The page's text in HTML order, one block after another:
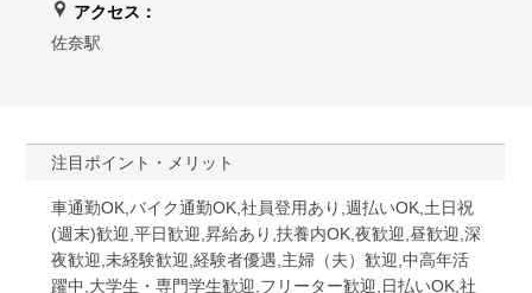
アクセス：
佐奈駅
注目ポイント・メリット
車通勤OK,バイク通勤OK,社員登用あり,週払いOK,土日祝
(週末)歓迎,平日歓迎,昇給あり,扶養内OK,夜歓迎,昼歓迎,深
夜歓迎,未経験歓迎,経験者優遇,主婦（夫）歓迎,中高年活
躍中,大学生・専門学生歓迎,フリーター歓迎,日払いOK,社